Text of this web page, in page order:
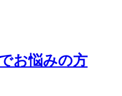
お悩みの方